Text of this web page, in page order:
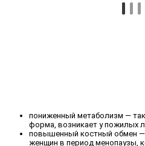
пониженный метаболизм —
форма, возникает у пожилых
повышенный костный обмен —
женщин в период менопаузы,